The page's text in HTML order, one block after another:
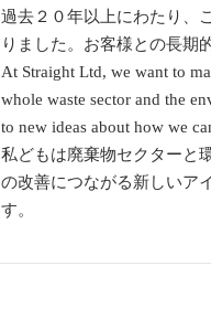
過去２０年以上にわたり、
りました。お客様との長期
At Straight Ltd, we want to
whole waste sector and the
to new ideas about how we
私どもは廃棄物セクターと
の改善につながる新しいア
す。